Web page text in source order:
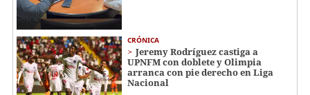
CRÓNICA
Jeremy Rodríguez castiga a
UPNFM con doblete y Olimpia
arranca con pie derecho en Liga
Nacional